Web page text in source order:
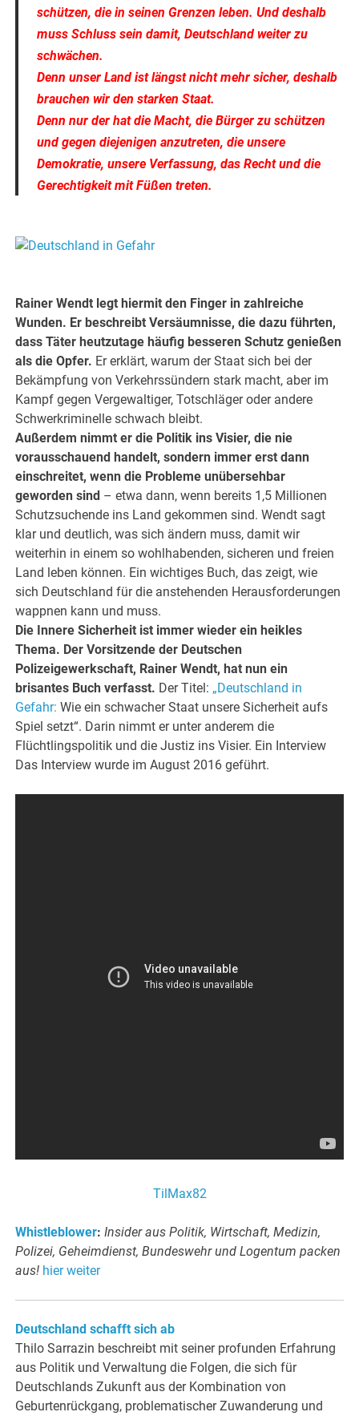
schützen, die in seinen Grenzen leben. Und deshalb
muss Schluss sein damit, Deutschland weiter zu
schwächen.
Denn unser Land ist längst nicht mehr sicher, deshalb
brauchen wir den starken Staat.
Denn nur der hat die Macht, die Bürger zu schützen
und gegen diejenigen anzutreten, die unsere
Demokratie, unsere Verfassung, das Recht und die
Gerechtigkeit mit Füßen treten.
Rainer Wendt legt hiermit den Finger in zahlreiche
Wunden. Er beschreibt Versäumnisse, die dazu führten,
dass Täter heutzutage häufig besseren Schutz genießen
als die Opfer. Er erklärt, warum der Staat sich bei der
Bekämpfung von Verkehrssündern stark macht, aber im
Kampf gegen Vergewaltiger, Totschläger oder andere
Schwerkriminelle schwach bleibt.
Außerdem nimmt er die Politik ins Visier, die nie
vorausschauend handelt, sondern immer erst dann
einschreitet, wenn die Probleme unübersehbar
geworden sind – etwa dann, wenn bereits 1,5 Millionen
Schutzsuchende ins Land gekommen sind. Wendt sagt
klar und deutlich, was sich ändern muss, damit wir
weiterhin in einem so wohlhabenden, sicheren und freien
Land leben können. Ein wichtiges Buch, das zeigt, wie
sich Deutschland für die anstehenden Herausforderungen
wappnen kann und muss.
Die Innere Sicherheit ist immer wieder ein heikles
Thema. Der Vorsitzende der Deutschen
Polizeigewerkschaft, Rainer Wendt, hat nun ein
brisantes Buch verfasst. Der Titel: „Deutschland in
Gefahr: Wie ein schwacher Staat unsere Sicherheit aufs
Spiel setzt“. Darin nimmt er unter anderem die
Flüchtlingspolitik und die Justiz ins Visier. Ein Interview
Das Interview wurde im August 2016 geführt.
TilMax82
Whistleblower: Insider aus Politik, Wirtschaft, Medizin,
Polizei, Geheimdienst, Bundeswehr und Logentum packen
aus! hier weiter
Deutschland schafft sich ab
Thilo Sarrazin beschreibt mit seiner profunden Erfahrung
aus Politik und Verwaltung die Folgen, die sich für
Deutschlands Zukunft aus der Kombination von
Geburtenrückgang, problematischer Zuwanderung und